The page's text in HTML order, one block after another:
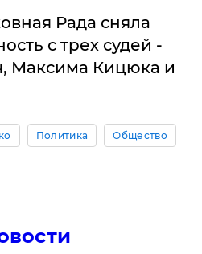
Рада сняла
с трех судей -
Максима Кицюка и
Политика Общество